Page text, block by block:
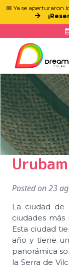
📅 Ya se aperturaron
Posted on23
La ciudad de
ciudades más
Esta ciudad
año y tiene
panorámica
la Serra de